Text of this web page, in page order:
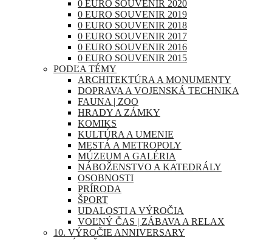
0 EURO SOUVENIR 2020
0 EURO SOUVENIR 2019
0 EURO SOUVENIR 2018
0 EURO SOUVENIR 2017
0 EURO SOUVENIR 2016
0 EURO SOUVENIR 2015
PODĽA TÉMY
ARCHITEKTÚRA A MONUMENTY
DOPRAVA A VOJENSKÁ TECHNIKA
FAUNA | ZOO
HRADY A ZÁMKY
KOMIKS
KULTÚRA A UMENIE
MESTÁ A METROPOLY
MÚZEUM A GALÉRIA
NÁBOŽENSTVO A KATEDRÁLY
OSOBNOSTI
PRÍRODA
ŠPORT
UDALOSTI A VÝROČIA
VOĽNÝ ČAS | ZÁBAVA A RELAX
10. VÝROČIE ANNIVERSARY